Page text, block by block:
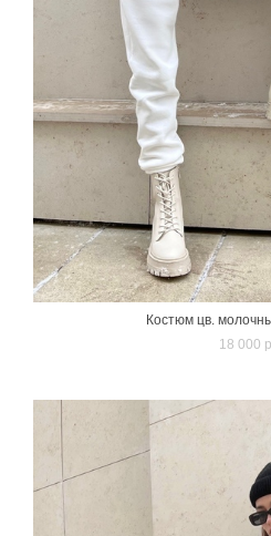
Костюм цв.
18 000 p.